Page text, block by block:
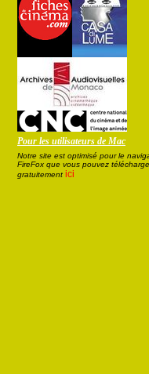
Pour les utilisateurs de Mac
Notre site est optimisé pour le
FireFox que vous pouvez
gratuitement ici